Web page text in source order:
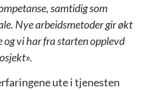
samtidig som
Nye arbeidsmetoder gir økt
og vi har fra starten opplevd
ute i tjenesten